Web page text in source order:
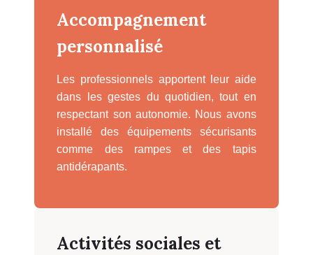
Accompagnement
personnalisé
Les professionnels apportent leur aide
dans les gestes du quotidien, tout en
respectant son autonomie. Nous avons
installé des équipements sécurisants
comme des rampes et des tapis
antidérapants.
Activités sociales et